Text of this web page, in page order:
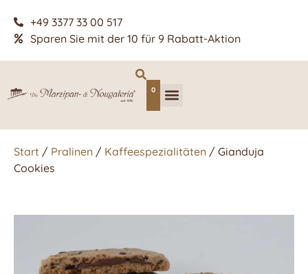
+49 3377 33 00 517
Sparen Sie mit der 10 für 9 Rabatt-Aktion
0
Start / Pralinen / Kaffeespezialitäten / Gianduja
Cookies